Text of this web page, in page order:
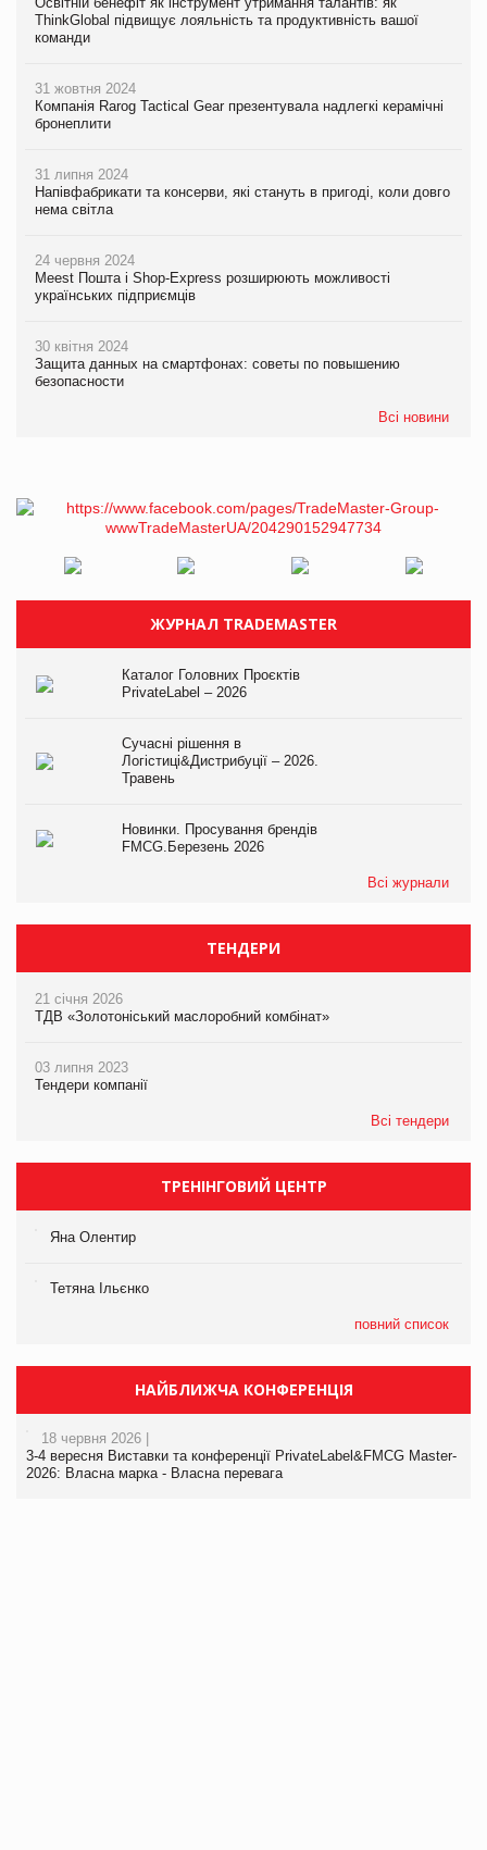
ThinkGlobal підвищує лояльність та продуктивність вашої
команди
31 жовтня 2024
Компанія Rarog Tactical Gear презентувала надлегкі керамічні
бронеплити
31 липня 2024
Напівфабрикати та консерви, які стануть в пригоді, коли довго
нема світла
24 червня 2024
Meest Пошта і Shop-Express розширюють можливості
українських підприємців
30 квітня 2024
Защита данных на смартфонах: советы по повышению
безопасности
Всі новини
ЖУРНАЛ TRADEMASTER
Каталог Головних Проєктів
PrivateLabel – 2026
Сучасні рішення в
Логістиці&Дистрибуції – 2026.
Травень
Новинки. Просування брендів
FMCG.Березень 2026
Всі журнали
ТЕНДЕРИ
21 січня 2026
ТДВ «Золотоніський маслоробний комбінат»
03 липня 2023
Тендери компанії
Всі тендери
ТРЕНІНГОВИЙ ЦЕНТР
Яна Олентир
Тетяна Ільєнко
повний список
НАЙБЛИЖЧА КОНФЕРЕНЦІЯ
18 червня 2026 |
3-4 вересня Виставки та конференції PrivateLabel&FMCG Master-
2026: Власна марка - Власна перевага